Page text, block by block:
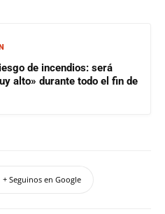
de incendios: será
alto» durante todo el fin de
+ Seguinos en Google